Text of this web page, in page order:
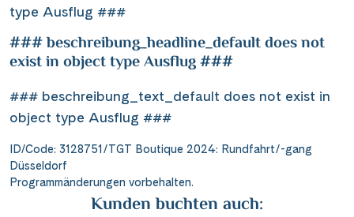
type Ausflug ###
### beschreibung_headline_default does not
exist in object type Ausflug ###
### beschreibung_text_default does not exist in
object type Ausflug ###
ID/Code: 3128751/TGT Boutique 2024: Rundfahrt/-gang
Düsseldorf
Programmänderungen vorbehalten.
Kunden buchten auch: